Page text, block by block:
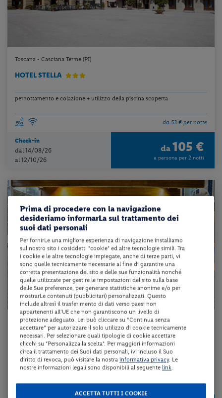
Toscana - Casciana Terme (PI)
HOTEL STELLA
pernottamento e colazione + utilizzo della piscina scoperta
da 53 € per notte
Check-in
dal 14/08/26
al 12/10/26
da 105 €
a persona per 2 notti
Emilia-Romagna - Monticelli Terme (PR)
HOTEL DELLE TERME
mezza pensione + utilizzo del centro benessere + utilizzo delle pisci...
da 95 € per notte
Prima di procedere con la navigazione
desideriamo informarLa sul trattamento dei
suoi dati personali
Per fornirLe una migliore esperienza di navigazione installiamo
sul nostro sito i cosiddetti "cookie" ed altre tecnologie simili. Tra
i cookie e le altre tecnologie impiegate, anche di terze parti, vi
sono quelle tecnicamente necessarie al fine di garantire una
corretta presentazione del sito e delle sue funzionalità nonché
quelle utilizzate per gestire le impostazioni del sito sulla base
delle Sue preferenze, per generare statistiche anonime e/o per
mostrarLe contenuti (pubblicitari) personalizzati. Questo
include altresì il trasferimento di dati verso paesi non
appartenenti all'UE che non garantiscono un livello di
protezione adeguato. Lei può cliccare su “Continua senza
accettare” per autorizzare il solo utilizzo di cookie tecnicamente
necessari. Per selezionare quali tipologie di cookie accettare
clicchi su "Personalizza la scelta". Per maggiori informazioni
circa il trattamento dei Suoi dati personali, ivi incluso il Suo
diritto di revoca, può visitare la nostra informativa privacy. Le
nostre informazioni legali sono disponibili al seguente link.
ACCETTA TUTTI I COOKIE